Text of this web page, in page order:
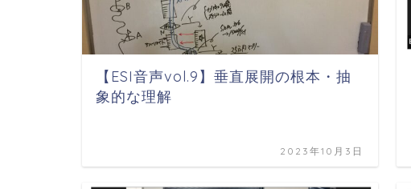
【ESI音声vol.9】垂直展開の根本・抽
象的な理解
2023年10月3日